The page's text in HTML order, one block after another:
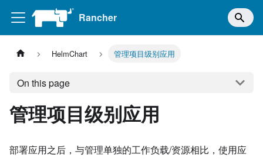
Rancher
HelmChart 管理项目级别应用
On this page
管理项目级别应用
部署应用之后，与管理单独的工作负载/资源相比，使用应